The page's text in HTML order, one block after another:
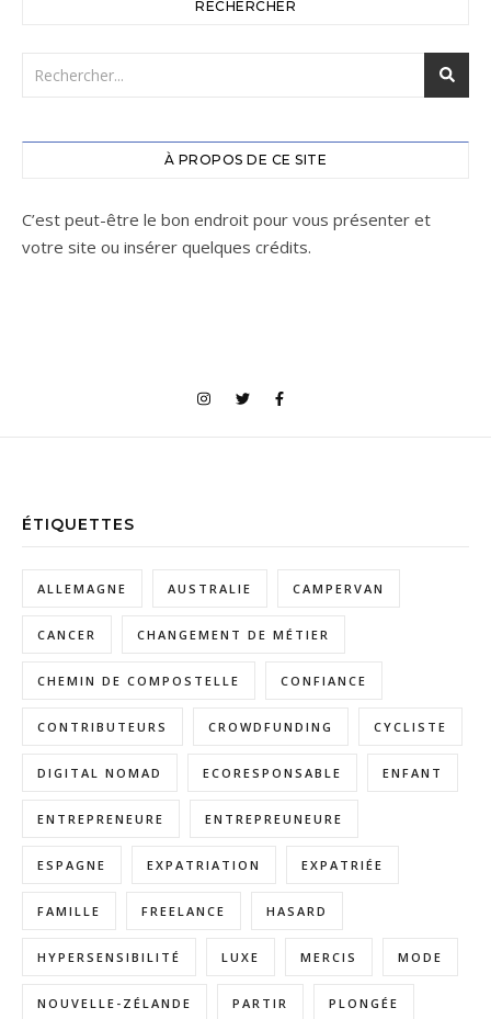
RECHERCHER
À PROPOS DE CE SITE
C’est peut-être le bon endroit pour vous présenter et
votre site ou insérer quelques crédits.
ÉTIQUETTES
ALLEMAGNE AUSTRALIE CAMPERVAN
CANCER CHANGEMENT DE MÉTIER
CHEMIN DE COMPOSTELLE CONFIANCE
CONTRIBUTEURS CROWDFUNDING CYCLISTE
DIGITAL NOMAD ECORESPONSABLE ENFANT
ENTREPRENEURE ENTREPREUNEURE
ESPAGNE EXPATRIATION EXPATRIÉE
FAMILLE FREELANCE HASARD
HYPERSENSIBILITÉ LUXE MERCIS MODE
NOUVELLE-ZÉLANDE PARTIR PLONGÉE